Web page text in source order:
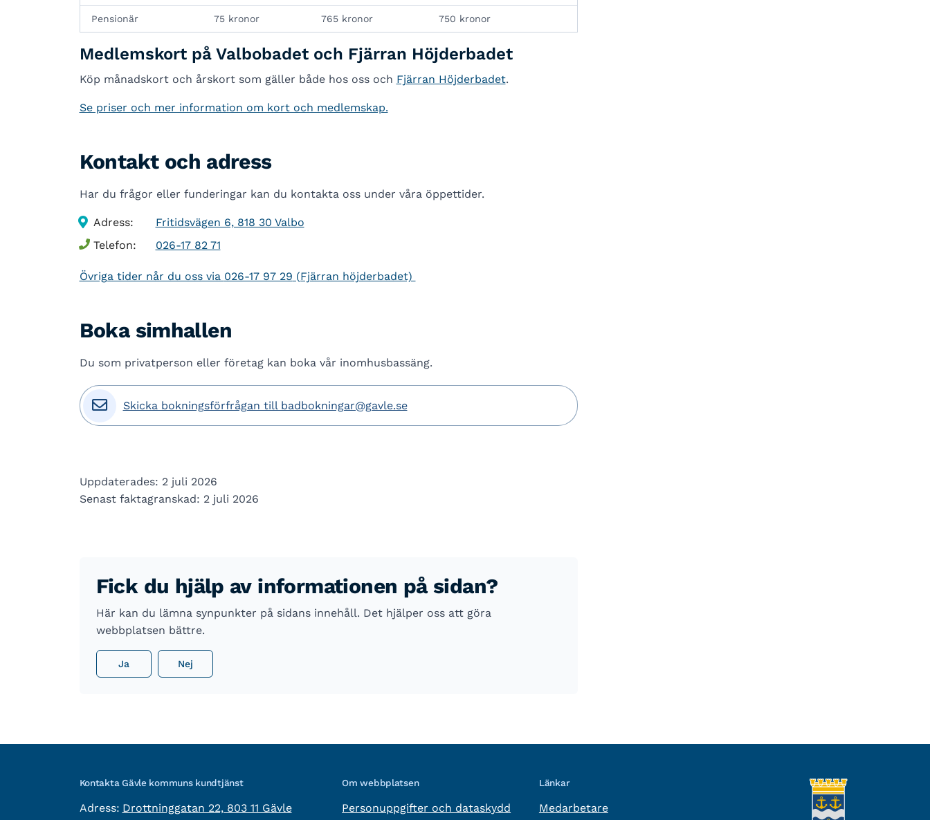
Pensionär 75 kronor 765 kronor 750 kronor
Medlemskort på Valbobadet och Fjärran Höjderbadet
Köp månadskort och årskort som gäller både hos oss och Fjärran Höjderbadet.
Se priser och mer information om kort och medlemskap.
Kontakt och adress
Har du frågor eller funderingar kan du kontakta oss under våra öppettider.
Adress:
Fritidsvägen 6, 818 30 Valbo
Telefon:
026-17 82 71
Övriga tider når du oss via 026-17 97 29 (Fjärran höjderbadet)
Boka simhallen
Du som privatperson eller företag kan boka vår inomhusbassäng.
 Skicka bokningsförfrågan till badbokningar@gavle.se
Uppdaterades: 2 juli 2026
Senast faktagranskad: 2 juli 2026
Fick du hjälp av informationen på sidan?
Här kan du lämna synpunkter på sidans innehåll. Det hjälper oss att göra
webbplatsen bättre.
Ja Nej
Kontakta Gävle kommuns kundtjänst
Adress: besöksadress:
Drottninggatan 22, 803 11 Gävle
Om webbplatsen
Personuppgifter och dataskydd
Länkar
Medarbetare